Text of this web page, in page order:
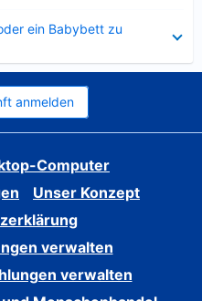
ein Babybett zu
anmelden
Computer
Unser Konzept
verwalten
verwalten